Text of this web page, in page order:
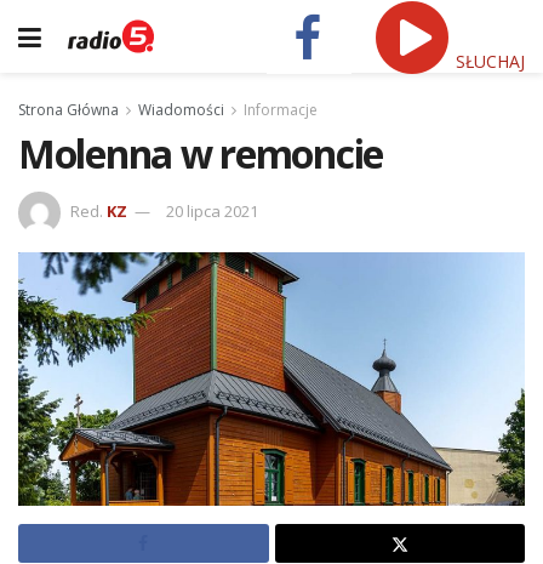
SŁUCHAJ
Strona Główna Wiadomości Informacje
Molenna w remoncie
Red. KZ 20 lipca 2021